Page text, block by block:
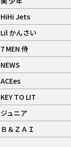
記事
HiHi Jets
記事
Lil かんさい
記事
7 MEN 侍
記事
NEWS
記事
ACEes
記事
KEY TO LIT
記事
ジュニア
記事
Ｂ＆ＺＡＩ
記事